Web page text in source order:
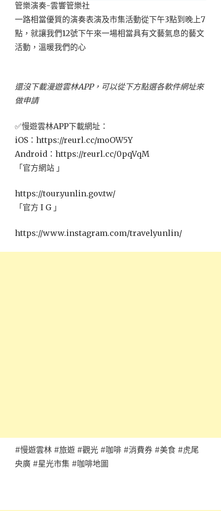
管樂演奏-雲響管樂社
一路相當優質的演奏表演及市集活動從下午3點到晚上7
點，就讓我們12號下午來一場相當具有文藝氣息的藝文
活動，溫暖我們的心
還沒下載漫遊雲林APP，可以從下方點選各軟件網址來
做申請
✅慢遊雲林APP下載網址：
iOS：https://reurl.cc/moOW5Y
Android：https://reurl.cc/0pqVqM
「官方網站 」
https://tour.yunlin.gov.tw/
「官方 I G 」
https://www.instagram.com/travelyunlin/
#慢遊雲林 #旅遊 #觀光 #咖啡 #消費券 #美食 #虎尾
央廣 #星光市集 #咖啡地圖